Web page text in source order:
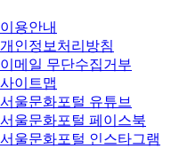
이용안내
개인정보처리방침
이메일 무단수집거부
사이트맵
서울문화포털 유튜브
서울문화포털 페이스북
서울문화포털 인스타그램